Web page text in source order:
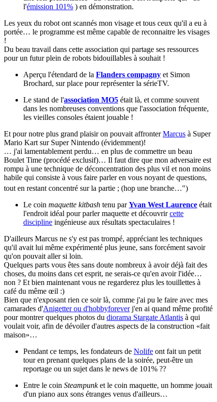
l'émission 101% ) en démonstration.
Les yeux du robot ont scannés mon visage et tous ceux qu'il a eu à
portée… le programme est même capable de reconnaitre les visages
!
Du beau travail dans cette association qui partage ses ressources
pour un futur plein de robots bidouillables à souhait !
Aperçu l'étendard de la Flanders compagny et Simon
Brochard, sur place pour représenter la sérieTV.
Le stand de l'association MO5 était là, et comme souvent
dans les nombreuses conventions que l'association fréquente,
les vieilles consoles étaient jouable !
Et pour notre plus grand plaisir on pouvait affronterMarcus à Super
Mario Kart sur Super Nintendo (évidemment)!
… j'ai lamentablement perdu… en plus de commettre un beau
Boulet Time (procédé exclusif)… Il faut dire que mon adversaire est
rompu à une technique de déconcentration des plus vil et non moins
habile qui consiste à vous faire parler en vous noyant de questions,
tout en restant concentré sur la partie ; (hop une branche…")
Le coin maquette kitbash tenu parYvan West Laurence était
l'endroit idéal pour parler maquette et découvrircette
discipline ingénieuse aux résultats spectaculaires !
D'ailleurs Marcus ne s'y est pas trompé, appréciant les techniques
qu'il avait lui même expérimenté plus jeune, sans forcément savoir
qu'on pouvait aller si loin.
Quelques parts vous êtes sans doute nombreux à avoir déjà fait des
choses, du moins dans cet esprit, ne serais-ce qu'en avoir l'idée…
non ? Et bien maintenant vous ne regarderez plus les touillettes à
café du même œil :)
Bien que n'exposant rien ce soir là, comme j'ai pu le faire avec mes
camarades d'Anigetter ou d'hobbyforeverj'en ai quand même profité
pour montrer quelques photos du diorama Stargate Atlantis à qui
voulait voir, afin de dévoiler d'autres aspects de la construction «fait
maison»…
Pendant ce temps, les fondateurs de Nolife ont fait un petit
tour en prenant quelques plans de la soirée, peut-être un
reportage ou un sujet dans le news de 101% ??
Entre le coin Steampunket le coin maquette, un homme jouait
d'un piano aux sons étranges venus d'ailleurs…